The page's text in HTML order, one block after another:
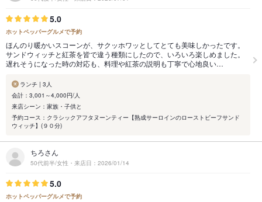
5.0
ホットペッパーグルメで予約
ほんのり暖かいスコーンが、サクッホワッとしてとても美味しかったです。
サンドウィッチと紅茶を皆で違う種類にしたので、いろいろ楽しめました。
遅れそうになった時の対応も、料理や紅茶の説明も丁寧で心地良い…
ランチ | 3人
会計：3,001～4,000円/人
来店シーン：家族・子供と
予約コース：クラシックアフタヌーンティー【熟成サーロインのローストビーフサンド
ウィッチ】(９０分)
ちろさん
50代前半/女性・来店日：2026/01/14
5.0
ホットペッパーグルメで予約